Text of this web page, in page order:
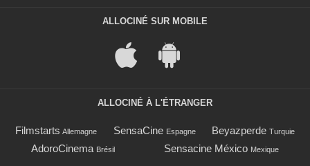
ALLOCINÉ SUR MOBILE
ALLOCINÉ À L'ÉTRANGER
Filmstarts Allemagne SensaCine Espagne Beyazperde Turquie
AdoroCinema Brésil Sensacine México Mexique